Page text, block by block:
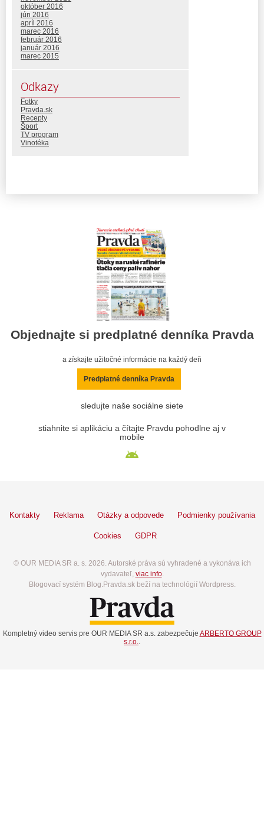
október 2016
jún 2016
apríl 2016
marec 2016
február 2016
január 2016
marec 2015
Odkazy
Fotky
Pravda.sk
Recepty
Šport
TV program
Vinotéka
Objednajte si predplatné denníka Pravda
a získajte užitočné informácie na každý deň
Predplatné denníka Pravda
sledujte naše sociálne siete
stiahnite si aplikáciu a čítajte Pravdu pohodlne aj v
mobile
Kontakty Reklama Otázky a odpovede Podmienky používania
Cookies GDPR
© OUR MEDIA SR a. s. 2026. Autorské práva sú vyhradené a vykonáva ich
vydavateľ, viac info.
Blogovací systém Blog.Pravda.sk beží na technológií Wordpress.
Kompletný video servis pre OUR MEDIA SR a.s. zabezpečuje ARBERTO GROUP
s.r.o..